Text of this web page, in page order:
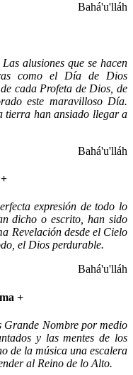
Bahá'u'lláh
alusiones que se hacen
como el Día de Dios
cada Profeta de Dios, de
este maravilloso Día.
tierra han ansiado llegar a
Bahá'u'lláh
+
expresión de todo lo
dicho o escrito, han sido
Revelación desde el Cielo
el Dios perdurable.
Bahá'u'lláh
+
Grande Nombre por medio
y las mentes de los
de la música una escalera
al Reino de lo Alto.